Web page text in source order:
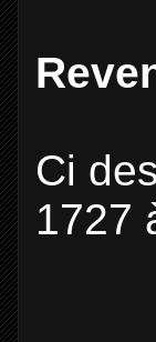
Ci
1727